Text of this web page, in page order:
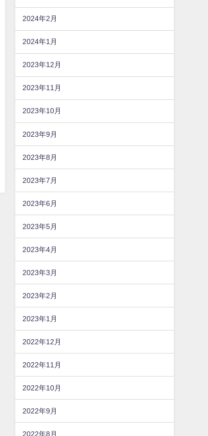
2024年2月
2024年1月
2023年12月
2023年11月
2023年10月
2023年9月
2023年8月
2023年7月
2023年6月
2023年5月
2023年4月
2023年3月
2023年2月
2023年1月
2022年12月
2022年11月
2022年10月
2022年9月
2022年8月